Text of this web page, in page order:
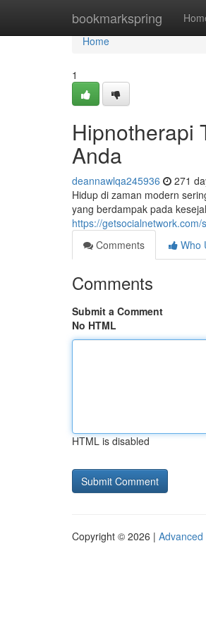
bookmarkspring
Home
Home
1
Hipnotherapi
Anda
deannawlqa245936 271
Hidup di zaman modern
yang berdampak pada
https://
Comments
Who
Comments
Submit a Comment
No HTML
HTML is disabled
Copyright © 2026 | Advanced